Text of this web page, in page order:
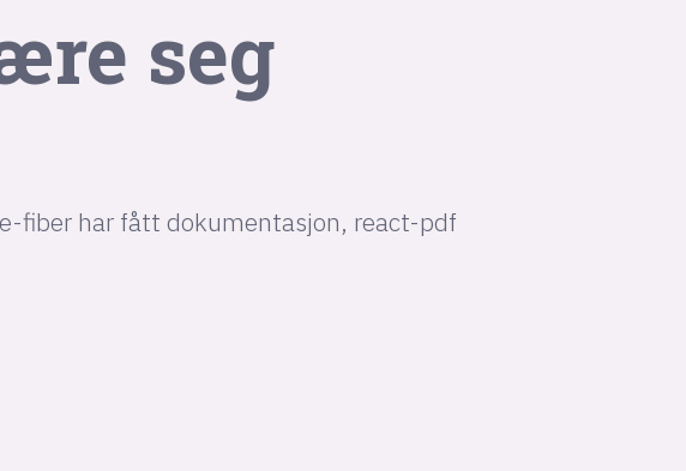
seg
fiber har fått dokumentasjon, react-pdf